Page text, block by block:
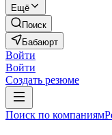
Ещё
Поиск
Бабаюрт
Войти
Войти
Создать резюме
Поиск по компаниям